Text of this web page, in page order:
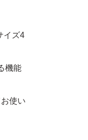
イズ4
機能
使い